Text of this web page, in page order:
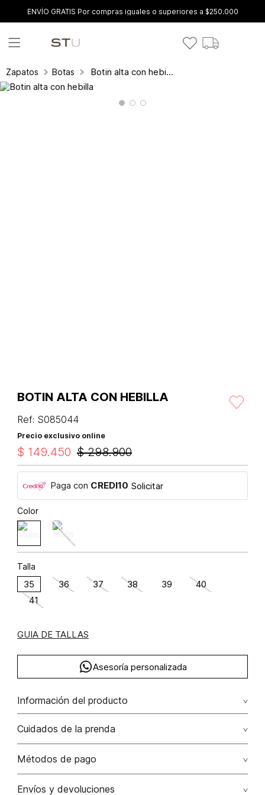
ENVÍO GRATIS Por compras iguales o superiores a $250.000
Zapatos Botas Botin alta con hebilla
BOTIN ALTA CON HEBILLA
Ref: S085044
Precio exclusivo online
$ 298.900
$ 149.450
Paga con CREDI10 Solicitar
Color
Talla
35 36 37 38 39
40
41
GUIA DE TALLAS
Asesoría personalizada
Información del producto
Botin alta con hebilla
Cuidados de la prenda
Métodos de pago
Tarjetas de crédito: Visa, Dinners, Master Card y American
Envíos y devoluciones